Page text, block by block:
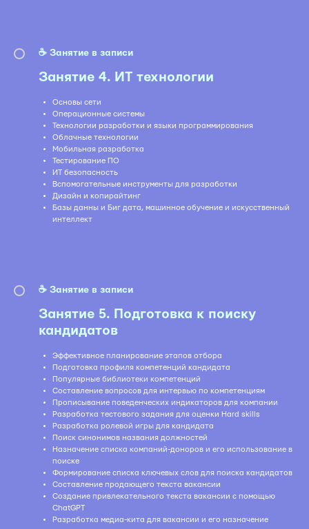
☕️ Занятие в записи
Занятие 4. ИТ технологии
Основы сети
Операционные системы
Технологии разработки и языки программирования
Облачные технологии
Мобильная разработка
Тестирование ПО
ИТ безопасность
Вспомогательные инструменты для разработки
Дизайн и копирайтинг
Базы данны и Биг дата, машинное обучение и искусственный
интеллект
☕️ Занятие в записи
Занятие 5. Подготовка к поиску
кандидатов
Эффективное планирование этапов отбора
Подготовка профиля компетенций кандидата
Популярные библиотеки компетенций
Составление вопросов для интервью по компетенциям
Прописывание поведенческих индикаторов для компании
Разработка тестового задания для оценки Hard skills
Разработка ролевой игры для кандидата
Поиск синонимов названия должностей
Назначение списка компаний-доноров и его использование в
поиске
Формирование списка ключевых слов для поиска кандидатов
Составление продающего текста вакансии
Создание привлекательного текста вакансии с помощью
ChatGPT
Разработка медиа-кита для вакансии и его назначение